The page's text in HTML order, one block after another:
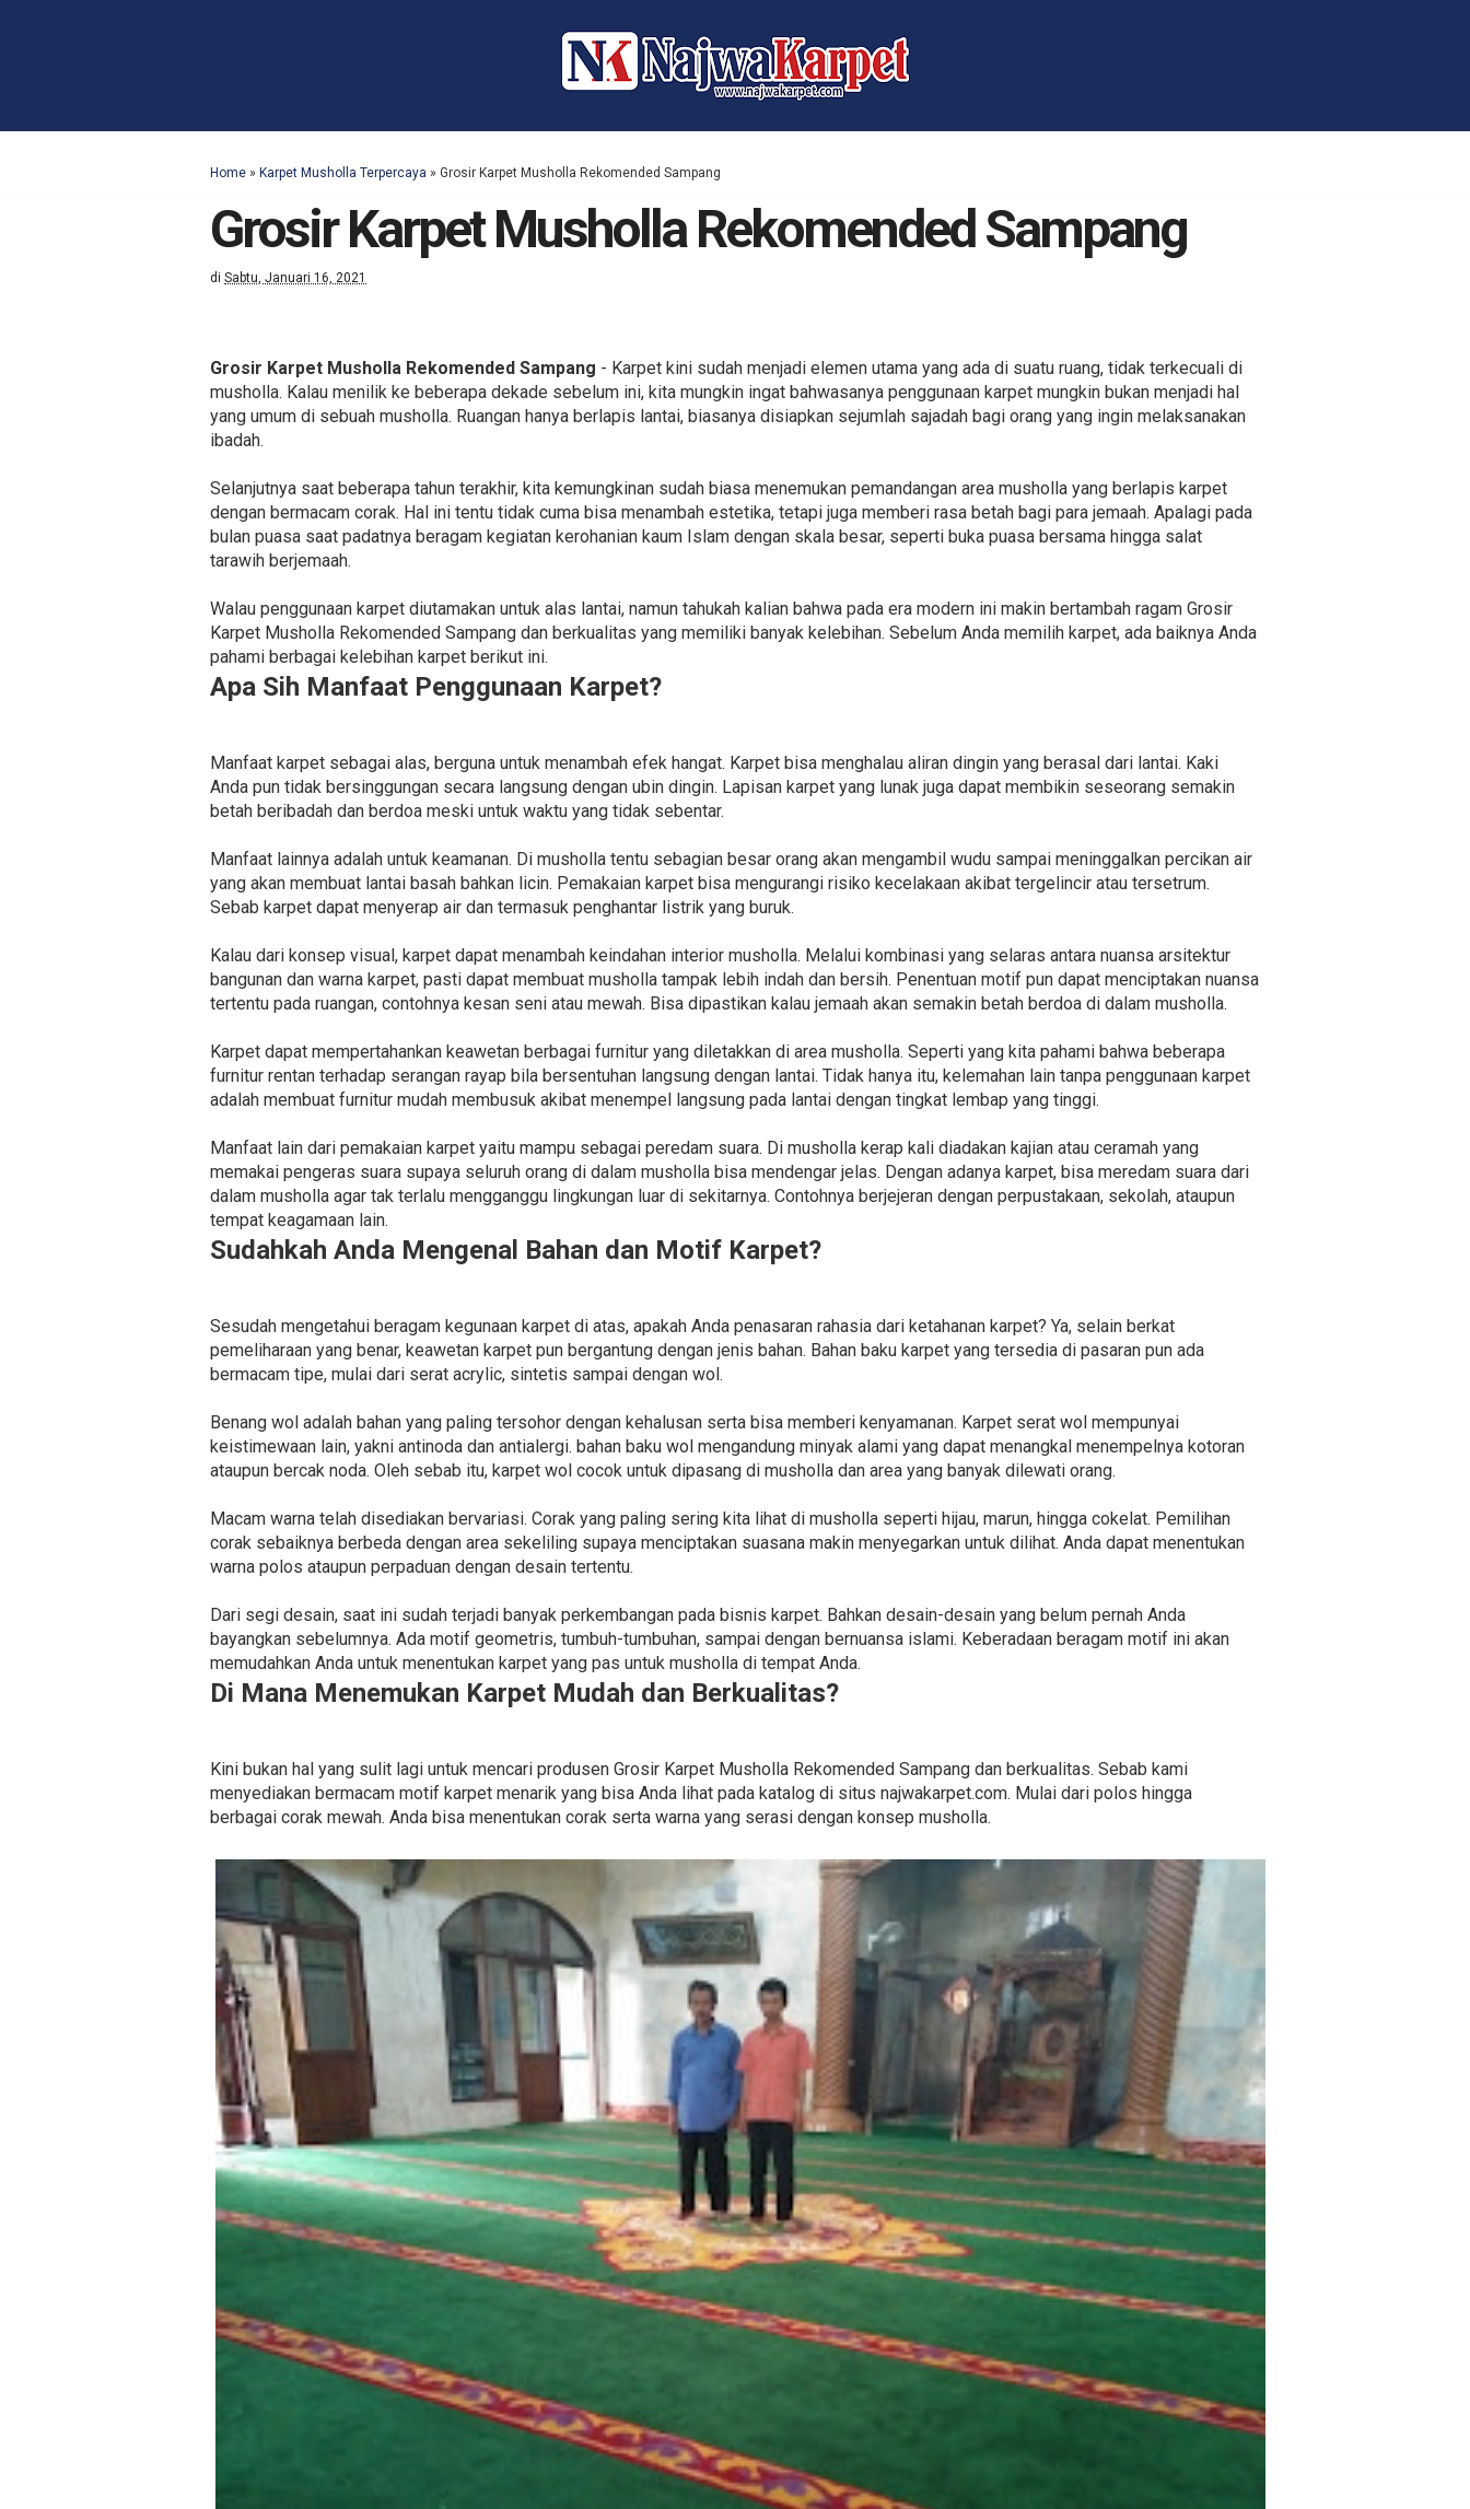
Home » Karpet Musholla Terpercaya » Grosir Karpet Musholla Rekomended Sampang
Grosir Karpet Musholla Rekomended Sampang
di Sabtu, Januari 16, 2021
Grosir Karpet Musholla Rekomended Sampang - Karpet kini sudah menjadi elemen utama yang ada di suatu ruang, tidak terkecuali di
musholla. Kalau menilik ke beberapa dekade sebelum ini, kita mungkin ingat bahwasanya penggunaan karpet mungkin bukan menjadi hal
yang umum di sebuah musholla. Ruangan hanya berlapis lantai, biasanya disiapkan sejumlah sajadah bagi orang yang ingin melaksanakan
ibadah.
Selanjutnya saat beberapa tahun terakhir, kita kemungkinan sudah biasa menemukan pemandangan area musholla yang berlapis karpet
dengan bermacam corak. Hal ini tentu tidak cuma bisa menambah estetika, tetapi juga memberi rasa betah bagi para jemaah. Apalagi pada
bulan puasa saat padatnya beragam kegiatan kerohanian kaum Islam dengan skala besar, seperti buka puasa bersama hingga salat
tarawih berjemaah.
Walau penggunaan karpet diutamakan untuk alas lantai, namun tahukah kalian bahwa pada era modern ini makin bertambah ragam Grosir
Karpet Musholla Rekomended Sampang dan berkualitas yang memiliki banyak kelebihan. Sebelum Anda memilih karpet, ada baiknya Anda
pahami berbagai kelebihan karpet berikut ini.
Apa Sih Manfaat Penggunaan Karpet?
Manfaat karpet sebagai alas, berguna untuk menambah efek hangat. Karpet bisa menghalau aliran dingin yang berasal dari lantai. Kaki
Anda pun tidak bersinggungan secara langsung dengan ubin dingin. Lapisan karpet yang lunak juga dapat membikin seseorang semakin
betah beribadah dan berdoa meski untuk waktu yang tidak sebentar.
Manfaat lainnya adalah untuk keamanan. Di musholla tentu sebagian besar orang akan mengambil wudu sampai meninggalkan percikan air
yang akan membuat lantai basah bahkan licin. Pemakaian karpet bisa mengurangi risiko kecelakaan akibat tergelincir atau tersetrum.
Sebab karpet dapat menyerap air dan termasuk penghantar listrik yang buruk.
Kalau dari konsep visual, karpet dapat menambah keindahan interior musholla. Melalui kombinasi yang selaras antara nuansa arsitektur
bangunan dan warna karpet, pasti dapat membuat musholla tampak lebih indah dan bersih. Penentuan motif pun dapat menciptakan nuansa
tertentu pada ruangan, contohnya kesan seni atau mewah. Bisa dipastikan kalau jemaah akan semakin betah berdoa di dalam musholla.
Karpet dapat mempertahankan keawetan berbagai furnitur yang diletakkan di area musholla. Seperti yang kita pahami bahwa beberapa
furnitur rentan terhadap serangan rayap bila bersentuhan langsung dengan lantai. Tidak hanya itu, kelemahan lain tanpa penggunaan karpet
adalah membuat furnitur mudah membusuk akibat menempel langsung pada lantai dengan tingkat lembap yang tinggi.
Manfaat lain dari pemakaian karpet yaitu mampu sebagai peredam suara. Di musholla kerap kali diadakan kajian atau ceramah yang
memakai pengeras suara supaya seluruh orang di dalam musholla bisa mendengar jelas. Dengan adanya karpet, bisa meredam suara dari
dalam musholla agar tak terlalu mengganggu lingkungan luar di sekitarnya. Contohnya berjejeran dengan perpustakaan, sekolah, ataupun
tempat keagamaan lain.
Sudahkah Anda Mengenal Bahan dan Motif Karpet?
Sesudah mengetahui beragam kegunaan karpet di atas, apakah Anda penasaran rahasia dari ketahanan karpet? Ya, selain berkat
pemeliharaan yang benar, keawetan karpet pun bergantung dengan jenis bahan. Bahan baku karpet yang tersedia di pasaran pun ada
bermacam tipe, mulai dari serat acrylic, sintetis sampai dengan wol.
Benang wol adalah bahan yang paling tersohor dengan kehalusan serta bisa memberi kenyamanan. Karpet serat wol mempunyai
keistimewaan lain, yakni antinoda dan antialergi. bahan baku wol mengandung minyak alami yang dapat menangkal menempelnya kotoran
ataupun bercak noda. Oleh sebab itu, karpet wol cocok untuk dipasang di musholla dan area yang banyak dilewati orang.
Macam warna telah disediakan bervariasi. Corak yang paling sering kita lihat di musholla seperti hijau, marun, hingga cokelat. Pemilihan
corak sebaiknya berbeda dengan area sekeliling supaya menciptakan suasana makin menyegarkan untuk dilihat. Anda dapat menentukan
warna polos ataupun perpaduan dengan desain tertentu.
Dari segi desain, saat ini sudah terjadi banyak perkembangan pada bisnis karpet. Bahkan desain-desain yang belum pernah Anda
bayangkan sebelumnya. Ada motif geometris, tumbuh-tumbuhan, sampai dengan bernuansa islami. Keberadaan beragam motif ini akan
memudahkan Anda untuk menentukan karpet yang pas untuk musholla di tempat Anda.
Di Mana Menemukan Karpet Mudah dan Berkualitas?
Kini bukan hal yang sulit lagi untuk mencari produsen Grosir Karpet Musholla Rekomended Sampang dan berkualitas. Sebab kami
menyediakan bermacam motif karpet menarik yang bisa Anda lihat pada katalog di situs najwakarpet.com. Mulai dari polos hingga
berbagai corak mewah. Anda bisa menentukan corak serta warna yang serasi dengan konsep musholla.